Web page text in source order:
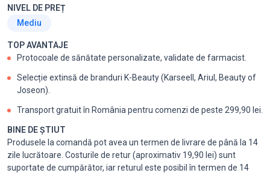
NIVEL DE PREȚ
Mediu
TOP AVANTAJE
Protocoale de sănătate personalizate, validate de farmacist.
Selecție extinsă de branduri K-Beauty (Karseell, Ariul, Beauty of
Joseon).
Transport gratuit în România pentru comenzi de peste 299,90 lei.
BINE DE ȘTIUT
Produsele la comandă pot avea un termen de livrare de până la 14
zile lucrătoare. Costurile de retur (aproximativ 19,90 lei) sunt
suportate de cumpărător, iar returul este posibil în termen de 14